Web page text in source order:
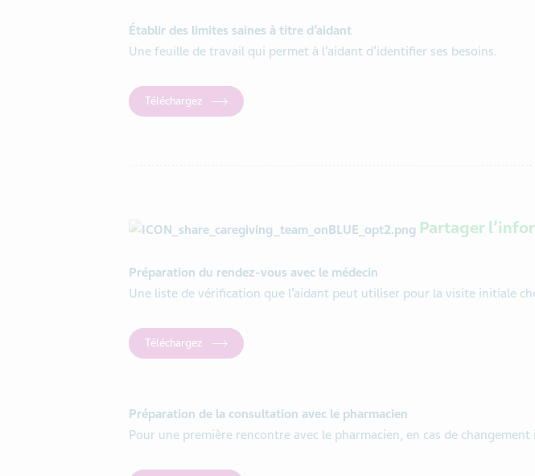
Établir des limites saines à titre d’aidant
Une feuille de travail qui permet à l’aidant d’identifier ses besoins.
Téléchargez
Partager
Préparation du rendez-vous avec le médecin
Une liste de vérification que l’aidant peut utiliser pour la visite initiale
Téléchargez
Préparation de la consultation avec le pharmacien
Pour une première rencontre avec le pharmacien, en cas de